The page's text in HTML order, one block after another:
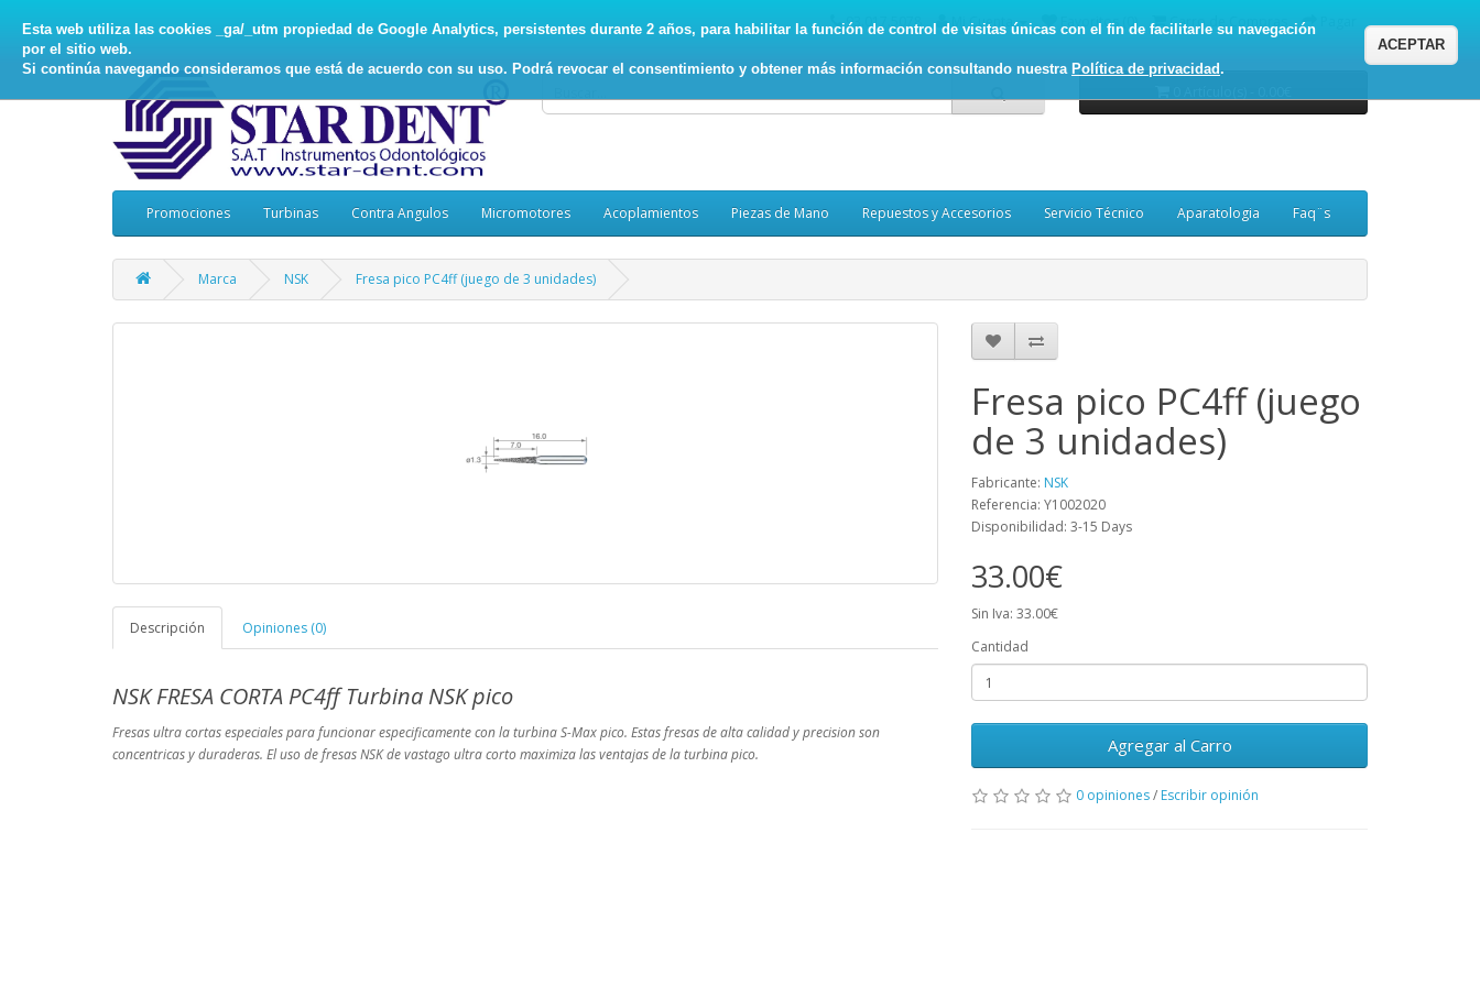
Esta web utiliza las cookies _ga/_utm propiedad de Google Analytics, persistentes durante 2 años, para habilitar la función de control de visitas únicas con el fin de facilitarle su navegación
por el sitio web.
Si continúa navegando consideramos que está de acuerdo con su uso. Podrá revocar el consentimiento y obtener más información consultando nuestra Política de privacidad.
ACEPTAR
93.017.5078 Mi Cuenta Favoritos (0) Carro de Compras
Promociones Turbinas Contra Angulos Micromotores Acoplamientos Piezas de Mano Repuestos y Accesorios Servicio Técnico Aparatologia Faq¨s
Marca NSK Fresa pico PC4ff (juego de 3 unidades)
Descripción Opiniones (0)
NSK FRESA CORTA PC4ff Turbina NSK pico
Fresas ultra cortas especiales para funcionar especificamente con la turbina S-Max pico. Estas fresas de alta calidad y precision son
concentricas y duraderas. El uso de fresas NSK de vastago ultra corto maximiza las ventajas de la turbina pico.
Fresa pico PC4ff (juego
de 3 unidades)
Fabricante: NSK
Referencia: Y1002020
Disponibilidad: 3-15 Days
33.00€
Sin Iva: 33.00€
Cantidad
Agregar al Carro
0 opiniones/ Escribir opinión